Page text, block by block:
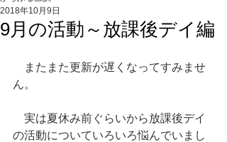
9月の活動～放課後デイ編
2018年10月9日
またまた更新が遅くなってすみませ
ん。
実は夏休み前ぐらいから放課後デイ
の活動についていろいろ悩んでいまし